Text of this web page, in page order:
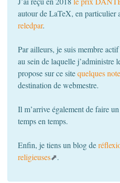
autour de LaTeX, en particulier
reledpar.
Par ailleurs, je suis membre
au sein de laquelle j’administre
propose sur ce sitequelques
destination de webmestre.
Il m’arrive également de faire
temps en temps.
Enfin, je tiens un blog de
religieuses
.